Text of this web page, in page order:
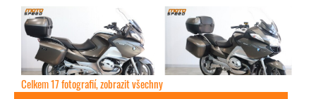
Celkem 17 fotografií, zobrazit všechny